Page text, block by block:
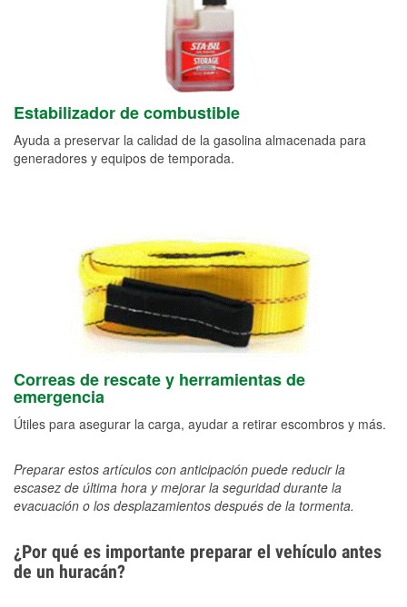
Estabilizador de combustible
Ayuda a preservar la calidad de la gasolina almacenada para
generadores y equipos de temporada.
Correas de rescate y herramientas de
emergencia
Útiles para asegurar la carga, ayudar a retirar escombros y más.
Preparar estos artículos con anticipación puede reducir la
escasez de última hora y mejorar la seguridad durante la
evacuación o los desplazamientos después de la tormenta.
¿Por qué es importante preparar el vehículo antes
de un huracán?